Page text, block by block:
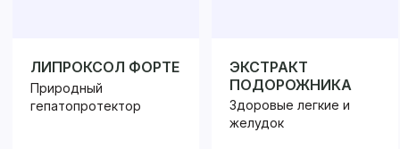
ЛИПРОКСОЛ ФОРТЕ
Природный
гепатопротектор
ЭКСТРАКТ
ПОДОРОЖНИКА
Здоровые легкие и
желудок